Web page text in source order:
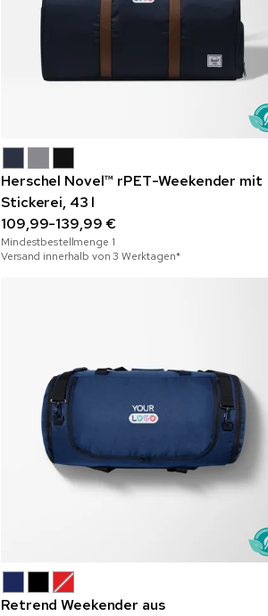
Herschel Novel™ rPET-Weekender mit
Stickerei, 43 l
109,99-139,99 €
Mindestbestellmenge 1
Versand innerhalb von 3 Werktagen*
Retrend Weekender aus